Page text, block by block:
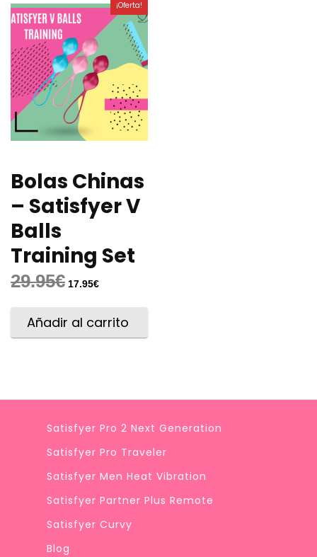
¡Oferta!
Bolas Chinas
– Satisfyer V
Balls
Training Set
29.95€ 17.95€
Añadir al carrito
Satisfyer Pro 2 Next Generation
Satisfyer Pro Traveler
Satisfyer Men Heat Vibration
Satisfyer Partner Plus Remote
Satisfyer Curvy
Blog